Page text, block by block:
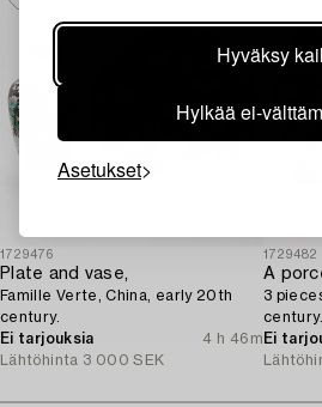
Hyväksy
Hylkää ei-
Asetukset
1729476
Plate and vase,
Famille Verte, China, early 20th
century.
Ei tarjouksia
4 h 46m
Lähtöhinta 3 000 SEK
1729482
A
3
century.
Ei